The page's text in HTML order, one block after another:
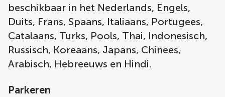
beschikbaar in het Nederlands, Engels,
Duits, Frans, Spaans, Italiaans, Portugees,
Catalaans, Turks, Pools, Thai, Indonesisch,
Russisch, Koreaans, Japans, Chinees,
Arabisch, Hebreeuws en Hindi.
Parkeren